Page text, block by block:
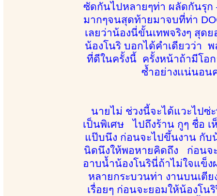
ซัดกันไปหลายๆท่า ผลัดกันรุก
มากๆจนสุดท้ายมาจบที่ท่า
เลยว่าน้องนี่ขั้นเทพจริงๆ สุด
น้องโนริ บอกได้คำเดียวว่า
ที่ดีในครั้งนี้ ครั้งหน้าถ้ามีโอ
ซ้ำอย่างเเน่นอ
นายไม่ ช่วงนี้จะได้แวะไปซ่
เป็นพิเศษ ไปถึงร้าน กูๆ ชื่อ เ
แป๊บนึง ก่อนจะไปขึ้นงาน กับ
นิดนึงให้พอหายคิดถึง ก่อนจ
อาบน้ำน้องโนรินี่ถ้าไม่ใจแข็ง
หลายกระบวนท่า งานบนเตี
เรื่อยๆ ก่อนจะยอมให้น้องโ